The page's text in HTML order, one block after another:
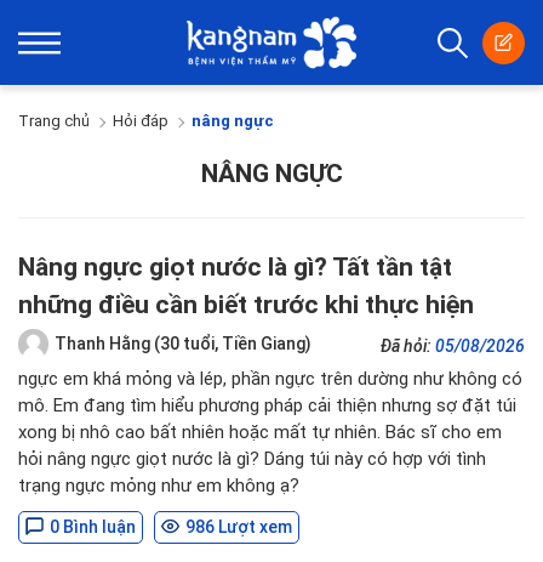
Trang chủ Hỏi đáp nâng ngực
NÂNG NGỰC
Nâng ngực giọt nước là gì? Tất tần tật
những điều cần biết trước khi thực hiện
Thanh Hằng (30 tuổi, Tiền Giang) Đã hỏi: 05/08/2026
ngực em khá mỏng và lép, phần ngực trên dường như không có
mô. Em đang tìm hiểu phương pháp cải thiện nhưng sợ đặt túi
xong bị nhô cao bất nhiên hoặc mất tự nhiên. Bác sĩ cho em
hỏi nâng ngực giọt nước là gì? Dáng túi này có hợp với tình
trạng ngực mỏng như em không ạ?
0 Bình luận 986 Lượt xem